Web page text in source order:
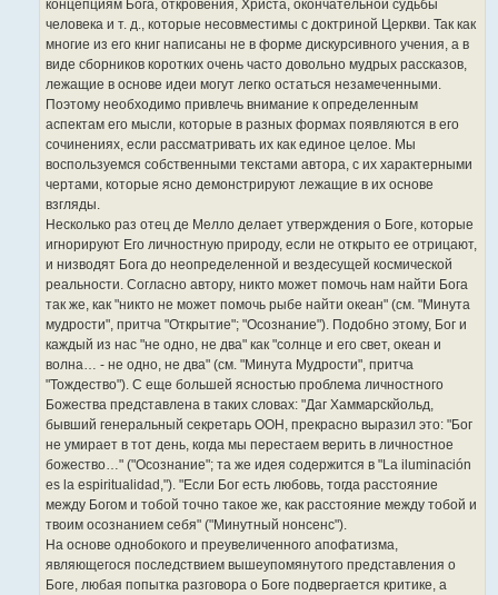
концепциям Бога, откровения, Христа, окончательной судьбы
человека и т. д., которые несовместимы с доктриной Церкви. Так как
многие из его книг написаны не в форме дискурсивного учения, а в
виде сборников коротких очень часто довольно мудрых рассказов,
лежащие в основе идеи могут легко остаться незамеченными.
Поэтому необходимо привлечь внимание к определенным
аспектам его мысли, которые в разных формах появляются в его
сочинениях, если рассматривать их как единое целое. Мы
воспользуемся собственными текстами автора, с их характерными
чертами, которые ясно демонстрируют лежащие в их основе
взгляды.
Несколько раз отец де Мелло делает утверждения о Боге, которые
игнорируют Его личностную природу, если не открыто ее отрицают,
и низводят Бога до неопределенной и вездесущей космической
реальности. Согласно автору, никто может помочь нам найти Бога
так же, как "никто не может помочь рыбе найти океан" (см. "Минута
мудрости", притча "Открытие"; "Осознание"). Подобно этому, Бог и
каждый из нас "не одно, не два" как "солнце и его свет, океан и
волна… - не одно, не два" (см. "Минута Мудрости", притча
"Тождество"). С еще большей ясностью проблема личностного
Божества представлена в таких словах: "Даг Хаммарскйольд,
бывший генеральный секретарь ООН, прекрасно выразил это: "Бог
не умирает в тот день, когда мы перестаем верить в личностное
божество…" ("Осознание"; та же идея содержится в "La iluminación
es la espiritualidad,"). "Если Бог есть любовь, тогда расстояние
между Богом и тобой точно такое же, как расстояние между тобой и
твоим осознанием себя" ("Минутный нонсенс").
На основе однобокого и преувеличенного апофатизма,
являющегося последствием вышеупомянутого представления о
Боге, любая попытка разговора о Боге подвергается критике, а